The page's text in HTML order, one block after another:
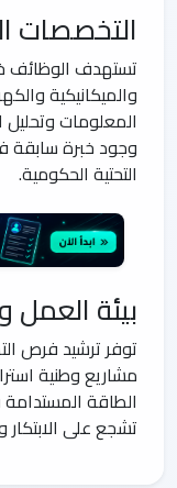
التخصصات
تستهدف الوظائف
والميكانيكية
المعلومات وتحليل
وجود خبرة سابقة
التحتية الحكومية.
بيئة العمل
توفر ترشيد فرص
مشاريع وطنية
الطاقة
تشجع على الابتكار